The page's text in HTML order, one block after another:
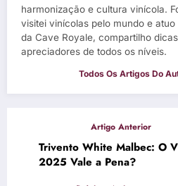
harmonização e cultura vinícola.
visitei vinícolas pelo mundo e
da Cave Royale, compartilho
apreciadores de todos os níveis.
Trivento White Malbec: O
2025 Vale a Pena?